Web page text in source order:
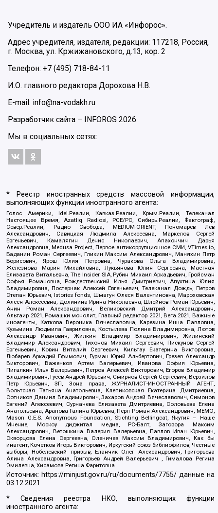
Учредитель и издатель ООО ИА «Инфорос».
Адрес учредителя, издателя, редакции: 117218, Россия,
г. Москва, ул. Кржижановского, д.13, кор. 2
Телефон: +7 (495) 718-84-11
И.О. главного редактора Дорохова Н.В.
E-mail: info@na-vodakh.ru
Разработчик сайта – INFOROS 2026
Мы в социальных сетях:
* Реестр иностранных средств массовой информации,
выполняющих функции иностранного агента:
Голос Америки, Idel.Реалии, Кавказ.Реалии, Крым.Реалии, Телеканал
Настоящее Время, Azatliq Radiosi, PCE/PC, Сибирь.Реалии, Фактограф,
Север.Реалии, Радио Свобода, MEDIUM-ORIENT, Пономарев Лев
Александрович, Савицкая Людмила Алексеевна, Маркелов Сергей
Евгеньевич, Камалягин Денис Николаевич, Апахончич Дарья
Александровна, Medusa Project, Первое антикоррупционное СМИ, VTimes.io,
Баданин Роман Сергеевич, Гликин Максим Александрович, Маняхин Петр
Борисович, Ярош Юлия Петровна, Чуракова Ольга Владимировна,
Железнова Мария Михайловна, Лукьянова Юлия Сергеевна, Маетная
Елизавета Витальевна, The Insider SIA, Рубин Михаил Аркадьевич, Гройсман
Софья Романовна, Рождественский Илья Дмитриевич, Апухтина Юлия
Владимировна, Постернак Алексей Евгеньевич, Телеканал Дождь, Петров
Степан Юрьевич, Istories fonds, Шмагун Олеся Валентиновна, Мароховская
Алеся Алексеевна, Долинина Ирина Николаевна, Шлейнов Роман Юрьевич,
Анин Роман Александрович, Великовский Дмитрий Александрович,
Альтаир 2021, Ромашки монолит, Главный редактор 2021, Вега 2021, Важные
иноагенты, Каткова Вероника Вячеславовна, Карезина Инна Павловна,
Кузьмина Людмила Гавриловна, Костылева Полина Владимировна, Лютов
Александр Иванович, Жилкин Владимир Владимирович, Жилинский
Владимир Александрович, Тихонов Михаил Сергеевич, Пискунов Сергей
Евгеньевич, Ковин Виталий Сергеевич, Кильтау Екатерина Викторовна,
Любарев Аркадий Ефимович, Гурман Юрий Альбертович, Грезев Александр
Викторович, Важенков Артем Валерьевич, Иванова София Юрьевна,
Пигалкин Илья Валерьевич, Петров Алексей Викторович, Егоров Владимир
Владимирович, Гусев Андрей Юрьевич, Смирнов Сергей Сергеевич, Верзилов
Петр Юрьевич, ЗП, Зона права, ЖУРНАЛИСТ-ИНОСТРАННЫЙ АГЕНТ,
Вольтская Татьяна Анатольевна, Клепиковская Екатерина Дмитриевна,
Сотников Даниил Владимирович, Захаров Андрей Вячеславович, Симонов
Евгений Алексеевич, Сурначева Елизавета Дмитриевна, Соловьева Елена
Анатольевна, Арапова Галина Юрьевна, Перл Роман Александрович, МЕМО,
Mason G.E.S. Anonymous Foundation, Stichting Bellingcat, Якутия – Наше
Мнение, Москоу диджитал медиа, РС-Балт, Заговора Максим
Александрович, Ветошкина Валерия Валерьевна, Павлов Иван Юрьевич,
Скворцова Елена Сергеевна, Оленичев Максим Владимирович, Как бы
инагент, Кочетков Игорь Викторович, Иркутский союз библиофилов, Честные
выборы, Нобелевский призыв, Еланчик Олег Александрович, Григорьева
Алина Александровна, Григорьев Андрей Валерьевич , Гималова Регина
Эмилевна, Хисамова Регина Фаритовна
Источник: https://minjust.gov.ru/ru/documents/7755/ данные на
03.12.2021
* Сведения реестра НКО, выполняющих функции
иностранного агента: